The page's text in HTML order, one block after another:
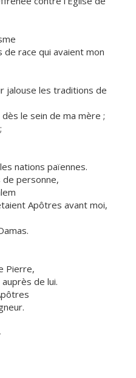
race qui avaient mon
jalouse les traditions de
le sein de ma mère ;
nations païennes.
de personne,
Apôtres avant moi,
Pierre,
de lui.